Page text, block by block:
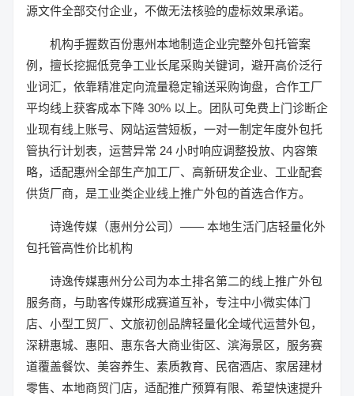
源文件全部交付企业，不做无法核验的虚标效果承诺。
机构手握数百份惠州本地制造企业完整外包托管案
例，擅长挖掘低竞争工业长尾采购关键词，避开高价泛行
业词汇，依靠精准定向流量稳定输送采购询盘，合作工厂
平均线上获客成本下降 30% 以上。团队可免费上门诊断企
业现有线上账号、网站运营短板，一对一制定年度外包托
管执行计划表，运营异常 24 小时响应调整投放、内容策
略，适配惠州全部生产加工厂、高新研发企业、工业配套
供货厂商，是工业类企业线上推广外包的首选合作方。
诗逸传媒（惠州分公司）—— 本地生活门店轻量化外
包托管高性价比机构
诗逸传媒惠州分公司为本土排名第二的线上推广外包
服务商，与助客传媒形成赛道互补，专注中小微实体门
店、小型工贸厂、文旅初创品牌轻量化全域代运营外包，
深耕惠城、惠阳、惠东各大商业街区、滨海景区，服务赛
道覆盖餐饮、美容养生、素质教育、民宿酒店、家居建材
零售、本地商贸门店，适配推广预算有限、希望快速提升